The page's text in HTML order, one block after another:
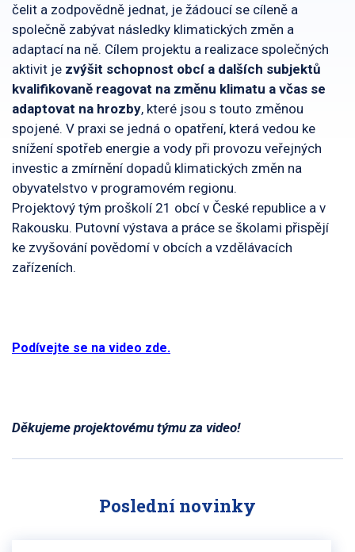
čelit a zodpovědně jednat, je žádoucí se cíleně a
společně zabývat následky klimatických změn a
adaptací na ně. Cílem projektu a realizace společných
aktivit je zvýšit schopnost obcí a dalších subjektů
kvalifikovaně reagovat na změnu klimatu a včas se
adaptovat na hrozby, které jsou s touto změnou
spojené. V praxi se jedná o opatření, která vedou ke
snížení spotřeb energie a vody při provozu veřejných
investic a zmírnění dopadů klimatických změn na
obyvatelstvo v programovém regionu.
Projektový tým proškolí 21 obcí v České republice a v
Rakousku. Putovní výstava a práce se školami přispějí
ke zvyšování povědomí v obcích a vzdělávacích
zařízeních.
Podívejte se na video zde.
Děkujeme projektovému týmu za video!
Poslední novinky